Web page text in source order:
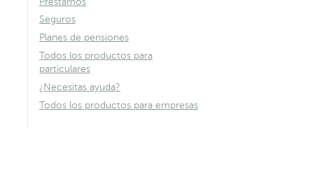
Seguros
Planes de pensiones
Todos los productos para
particulares
¿Necesitas ayuda?
Todos los productos para empresas